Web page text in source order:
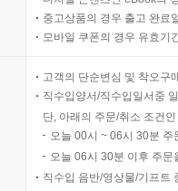
중고상품의 경우 출고 완료
모바일 쿠폰의 경우 유효기
고객의 단순변심 및 착오구
직수입양서/직수입일서중
단, 아래의 주문/취소 조건
오늘 00시 ~ 06시 30분
오늘 06시 30분 이후 주
직수입 음반/영상물/기프트